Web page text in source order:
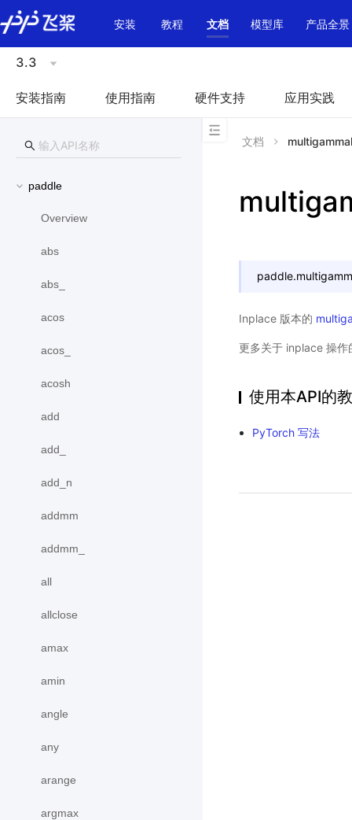
\u200E
安装
教程 文档 模型库 产品全景
3.3
安装指南 使用指南 硬件支持 应用实践
paddle
Overview
abs
abs_
acos
acos_
acosh
add
add_
add_n
addmm
addmm_
all
allclose
amax
amin
angle
any
arange
argmax
文档
paddle.
Inplace 版本的
更多关于 inplace 操
使用本API的
PyTorch 写法